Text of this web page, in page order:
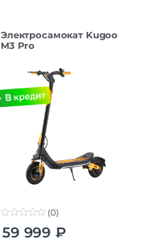
Электросамокат Kugoo
M3 Pro
o
(0)
59 999 ₽